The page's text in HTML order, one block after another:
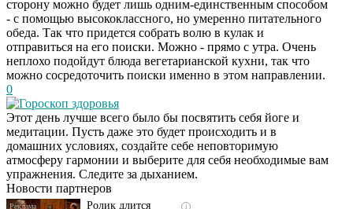
сторону можно будет лишь одним-единственным способом
- с помощью высококлассного, но умеренно питательного
обеда. Так что придется собрать волю в кулак и
отправиться на его поиски. Можно - прямо с утра. Очень
неплохо подойдут блюда вегетарианской кухни, так что
можно сосредоточить поиски именно в этом направлении.
0
Гороскоп здоровья
Этот день лучше всего было бы посвятить себя йоге и
медитации. Пусть даже это будет происходить и в
домашних условиях, создайте себе неповторимую
атмосферу гармонии и выберите для себя необходимые вам
упражнения. Следите за дыханием.
Новости партнеров
i
Скрытая камера на
пляже Крыма: Что
люди вытворяют, когда
их не видят...
i
Ролик длится